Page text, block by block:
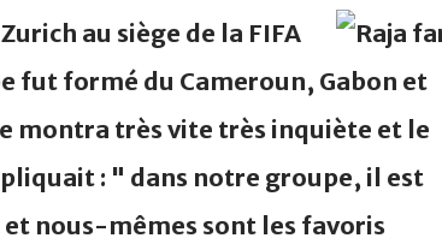
au siège de la FIFA
fut formé du Cameroun, Gabon et
montra très vite très inquiète et le
: " dans notre groupe, il est
nous-mêmes sont les favoris